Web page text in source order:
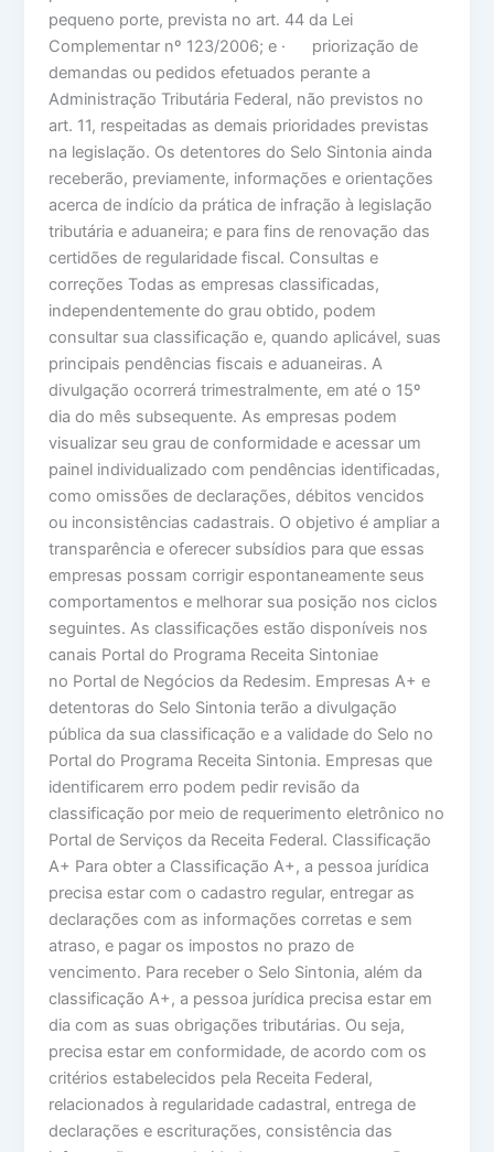
pequeno porte, prevista no art. 44 da Lei
Complementar nº 123/2006; e · priorização de
demandas ou pedidos efetuados perante a
Administração Tributária Federal, não previstos no
art. 11, respeitadas as demais prioridades previstas
na legislação. Os detentores do Selo Sintonia ainda
receberão, previamente, informações e orientações
acerca de indício da prática de infração à legislação
tributária e aduaneira; e para fins de renovação das
certidões de regularidade fiscal. Consultas e
correções Todas as empresas classificadas,
independentemente do grau obtido, podem
consultar sua classificação e, quando aplicável, suas
principais pendências fiscais e aduaneiras. A
divulgação ocorrerá trimestralmente, em até o 15º
dia do mês subsequente. As empresas podem
visualizar seu grau de conformidade e acessar um
painel individualizado com pendências identificadas,
como omissões de declarações, débitos vencidos
ou inconsistências cadastrais. O objetivo é ampliar a
transparência e oferecer subsídios para que essas
empresas possam corrigir espontaneamente seus
comportamentos e melhorar sua posição nos ciclos
seguintes. As classificações estão disponíveis nos
canais Portal do Programa Receita Sintoniae
no Portal de Negócios da Redesim. Empresas A+ e
detentoras do Selo Sintonia terão a divulgação
pública da sua classificação e a validade do Selo no
Portal do Programa Receita Sintonia. Empresas que
identificarem erro podem pedir revisão da
classificação por meio de requerimento eletrônico no
Portal de Serviços da Receita Federal. Classificação
A+ Para obter a Classificação A+, a pessoa jurídica
precisa estar com o cadastro regular, entregar as
declarações com as informações corretas e sem
atraso, e pagar os impostos no prazo de
vencimento. Para receber o Selo Sintonia, além da
classificação A+, a pessoa jurídica precisa estar em
dia com as suas obrigações tributárias. Ou seja,
precisa estar em conformidade, de acordo com os
critérios estabelecidos pela Receita Federal,
relacionados à regularidade cadastral, entrega de
declarações e escriturações, consistência das